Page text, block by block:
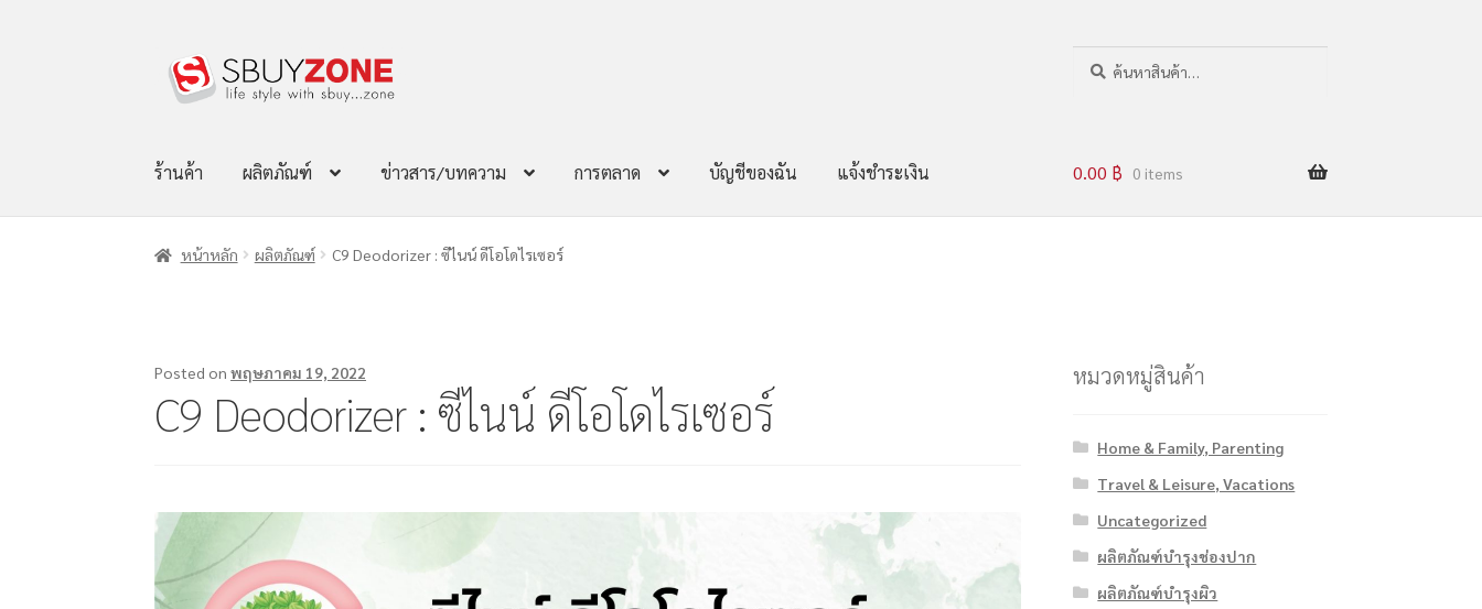
ร้านค้า ผลิตภัณฑ์ ข่าวสาร/บทความ การตลาด บัญชีของฉัน แจ้งชำระเงิน 0.00 ฿ 0 items
หน้าหลัก ผลิตภัณฑ์ C9 Deodorizer : ซีไนน์ ดีโอโดไรเซอร์
Posted onพฤษภาคม 19, 2022
C9 Deodorizer : ซีไนน์ ดีโอโดไรเซอร์
หมวดหมู่สินค้า
Home & Family, Parenting
Travel & Leisure, Vacations
Uncategorized
ผลิตภัณฑ์บำรุงช่องปาก
ผลิตภัณฑ์บำรุงผิว